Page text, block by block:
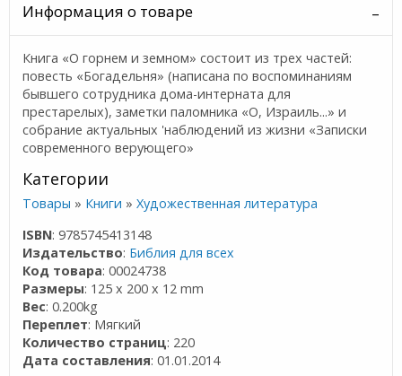
Информация о товаре
Книга «О горнем и земном» состоит из трех частей:
повесть «Богадельня» (написана по воспоминаниям
бывшего сотрудника дома-интерната для
престарелых), заметки паломника «О, Израиль...» и
собрание актуальных 'наблюдений из жизни «Записки
современного верующего»
Категории
Товары » Книги »Художественная литература
ISBN: 9785745413148
Издательство: Библия для всех
Код товара: 00024738
Размеры: 125 x 200 x 12 mm
Вес: 0.200kg
Переплет: Мягкий
Количество страниц: 220
Дата составления: 01.01.2014